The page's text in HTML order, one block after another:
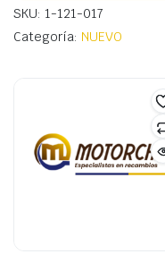
SKU: 1-121-017
Categoría: NUEVO